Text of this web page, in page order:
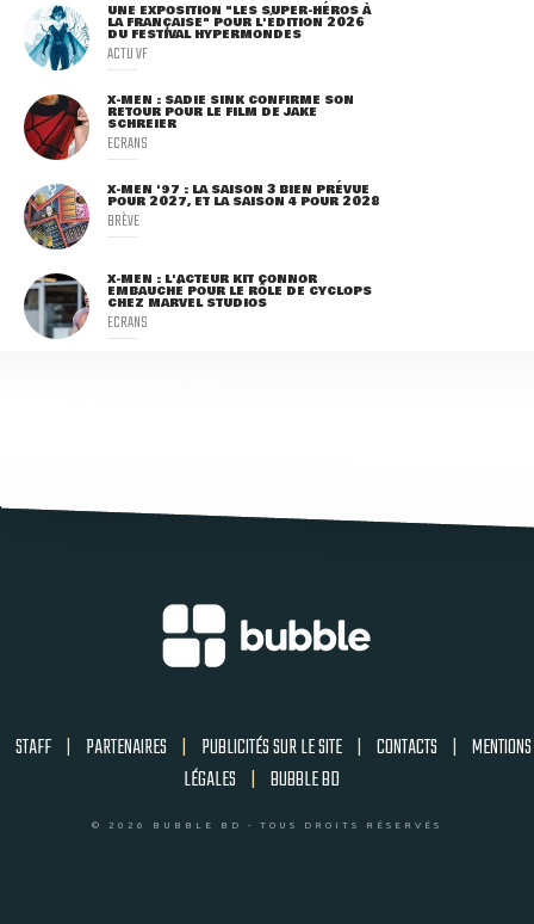
UNE EXPOSITION "LES SUPER-HÉROS À
LA FRANÇAISE" POUR L'ÉDITION 2026
DU FESTIVAL HYPERMONDES
ACTU VF
X-MEN : SADIE SINK CONFIRME SON
RETOUR POUR LE FILM DE JAKE
SCHREIER
ECRANS
X-MEN '97 : LA SAISON 3 BIEN PRÉVUE
POUR 2027, ET LA SAISON 4 POUR 2028
BRÈVE
X-MEN : L'ACTEUR KIT CONNOR
EMBAUCHÉ POUR LE RÔLE DE CYCLOPS
CHEZ MARVEL STUDIOS
ECRANS
STAFF | PARTENAIRES | PUBLICITÉS SUR LE SITE | CONTACTS | MENTIONS
LÉGALES | BUBBLE BD
© 2026 BUBBLE BD - TOUS DROITS RÉSERVÉS